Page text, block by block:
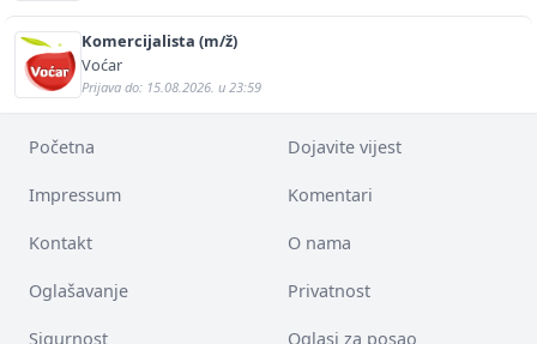
Komercijalista (m/ž)
Voćar
Prijava do: 15.08.2026. u 23:59
Početna Dojavite vijest
Impressum Komentari
Kontakt O nama
Oglašavanje Privatnost
Sigurnost Oglasi za posao